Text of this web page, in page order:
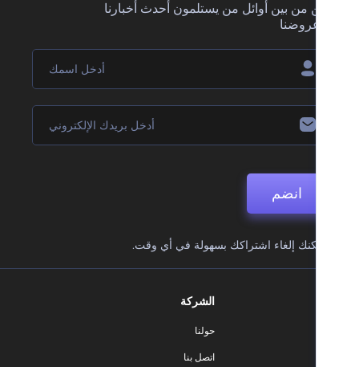
من بين أوائل من يستلمون أحدث أخبارنا
إلغاء اشتراكك بسهولة في أي وقت.